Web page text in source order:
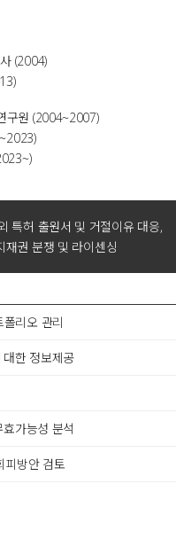
(2004)
구원 (2004~2007)
특허 출원서 및 거절이유 대응,
재권 분쟁 및 라이센싱
리오 관리
대한 정보제공
가능성 분석
피방안 검토